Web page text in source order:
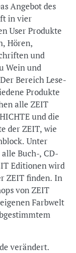
Angebot des
in vier
User Produkte
Hören,
und
Wein und
Bereich Lese-
Produkte
alle ZEIT
und die
der ZEIT, wie
Unter
Buch-, CD-
Editionen wird
ZEIT finden. In
von ZEIT
Farbwelt
verändert.